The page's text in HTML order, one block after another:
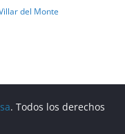
del Monte
. Todos los derechos